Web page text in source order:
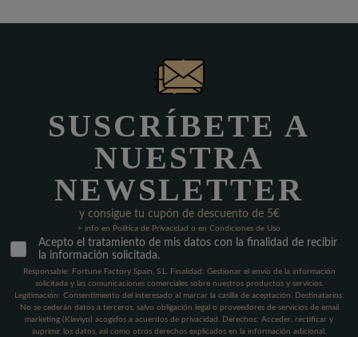
SUSCRÍBETE A
NUESTRA
NEWSLETTER
y consigue tu cupón de descuento de 5€
+ info en Política de Privacidad o en Condiciones de Uso
Acepto el tratamiento de mis datos con la finalidad de recibir
la información solicitada.
Responsable: Fortune Factory Spain, S.L. Finalidad: Gestionar el envío de la información
solicitada y las comunicaciones comerciales sobre nuestros productos y servicios.
Legitimación: Consentimiento del interesado al marcar la casilla de aceptación. Destinatarios:
No se cederán datos a terceros, salvo obligación legal o proveedores de servicios de email
marketing (Klaviyo) acogidos a acuerdos de privacidad. Derechos: Acceder, rectificar y
suprimir los datos, así como otros derechos explicados en la información adicional.